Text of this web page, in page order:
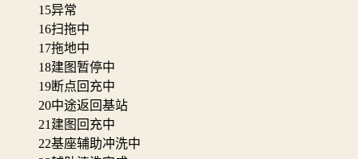
15异常
16扫拖中
17拖地中
18建图暂停中
19断点回充中
20中途返回基站
21 建图回充中
22基座辅助冲洗中